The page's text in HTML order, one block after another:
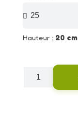
Hauteur : 20 cm